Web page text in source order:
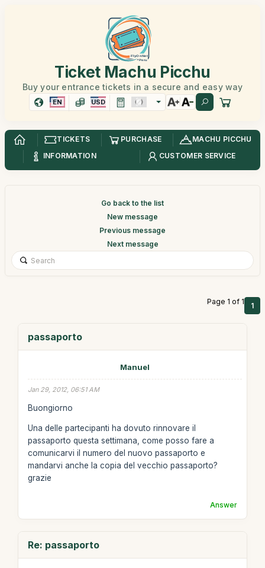
Ticket Machu Picchu
Buy your entrance tickets in a secure and easy way
EN USD
TICKETS PURCHASE
MACHU PICCHU
INFORMATION
CUSTOMER SERVICE
Go back to the list
New message
Previous message
Next message
Page 1 of 1 1
passaporto
Manuel
Jan 29, 2012, 06:51 AM
Buongiorno
Una delle partecipanti ha dovuto rinnovare il
passaporto questa settimana, come posso fare a
comunicarvi il numero del nuovo passaporto e
mandarvi anche la copia del vecchio passaporto?
grazie
Answer
Re: passaporto